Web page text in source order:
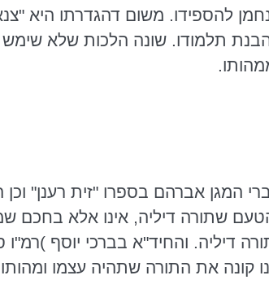
להספידו. משום דהגדרתו היא "
תלמודו. שונה הלכות שלא
המגן אברהם בספרו "זית רענן" וכן
שתורה דיליה, אינו אלא בחכם
דיליה. והחיד"א בברכי יוסף )רמ"ו
קונה את התורה שתהיה עצמו